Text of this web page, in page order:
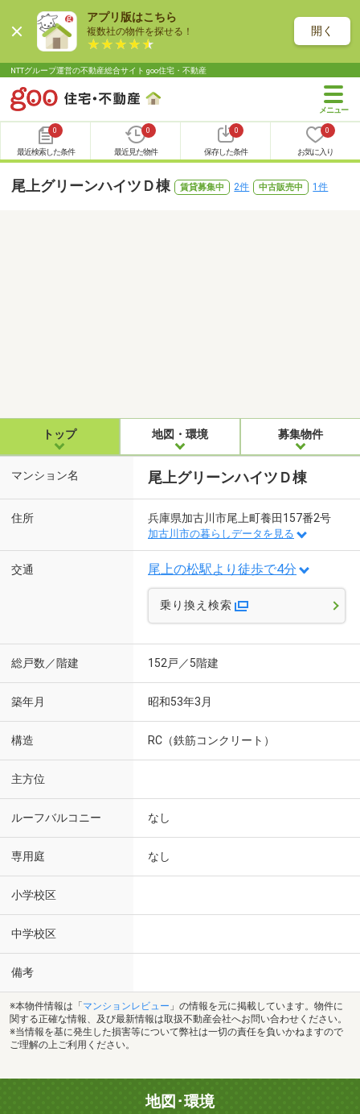
アプリ版はこちら
複数社の物件を探せる！ 開く
NTTグループ運営の不動産総合サイト goo住宅・不動産
0
最近検索した条件
0
最近見た物件
0
保存した条件
0
お気に入り
尾上グリーンハイツＤ棟 賃貸募集中 2件 中古販売中 1件
トップ 地図・環境 募集物件
マンション名 尾上グリーンハイツＤ棟
住所 兵庫県加古川市尾上町養田157番2号
加古川市の暮らしデータを見る
交通 尾上の松駅より徒歩で4分
乗り換え検索
総戸数／階建 152戸／5階建
築年月 昭和53年3月
構造 RC（鉄筋コンクリート）
主方位
ルーフバルコニー なし
専用庭 なし
小学校区
中学校区
備考
※本物件情報は「 マンションレビュー 」の情報を元に掲載しています。物件に
関する正確な情報、及び最新情報は取扱不動産会社へお問い合わせください。
※当情報を基に発生した損害等について弊社は一切の責任を負いかねますので
ご理解の上ご利用ください。
地図･環境